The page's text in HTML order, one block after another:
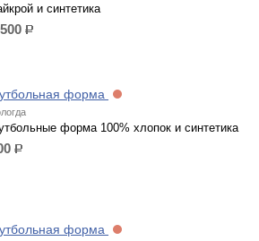
и синтетика
р.
форма
форма 100% хлопок и синтетика
р.
форма